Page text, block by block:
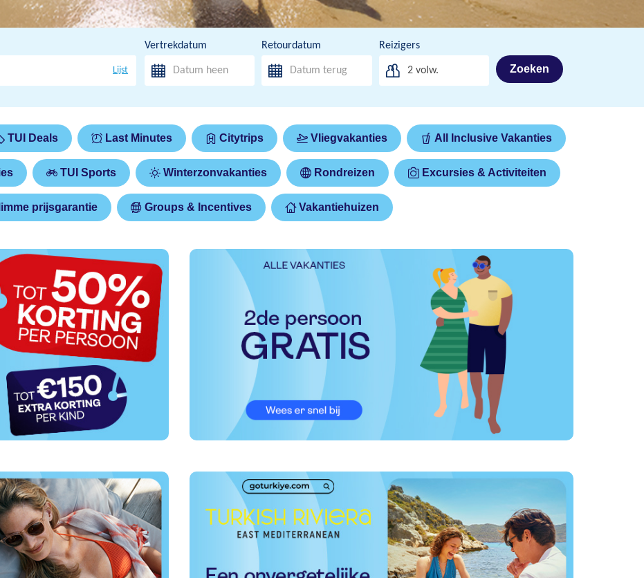
Lijst
Vertrekdatum Retourdatum Reizigers
2 volw. Zoeken
TUI Deals Last Minutes Citytrips Vliegvakanties All Inclusive Vakanties
TUI Sports Winterzonvakanties Rondreizen Excursies & Activiteiten
prijsgarantie Groups & Incentives Vakantiehuizen